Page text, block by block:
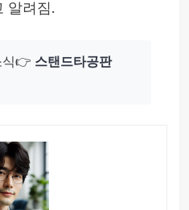
알려짐.
식👉 스탠드타공판